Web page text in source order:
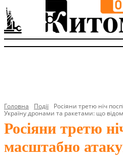
Головна Події
Росіяни третю ніч
Україну дронами та ракетами: що
Росіяни третю
масштабно